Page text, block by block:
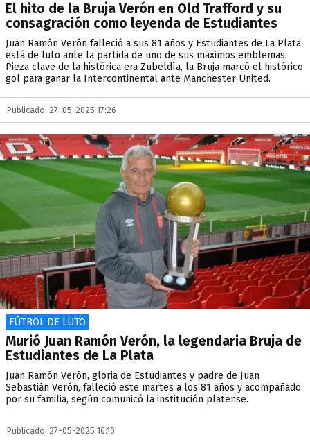
El hito de la Bruja Verón en Old Trafford y su
consagración como leyenda de Estudiantes
Juan Ramón Verón falleció a sus 81 años y Estudiantes de La Plata
está de luto ante la partida de uno de sus máximos emblemas.
Pieza clave de la histórica era Zubeldía, la Bruja marcó el histórico
gol para ganar la Intercontinental ante Manchester United.
Publicado: 27-05-2025 17:26
FÚTBOL DE LUTO
Murió Juan Ramón Verón, la legendaria Bruja de
Estudiantes de La Plata
Juan Ramón Verón, gloria de Estudiantes y padre de Juan
Sebastián Verón, falleció este martes a los 81 años y acompañado
por su familia, según comunicó la institución platense.
Publicado: 27-05-2025 16:10